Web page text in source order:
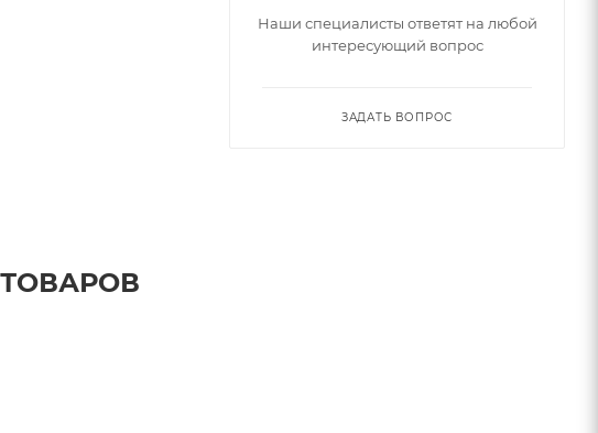
Наши специалисты ответят на любой
интересующий вопрос
ЗАДАТЬ ВОПРОС